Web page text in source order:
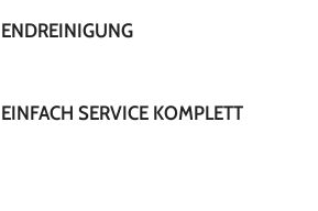
ENDREINIGUNG
EINFACH SERVICE KOMPLETT